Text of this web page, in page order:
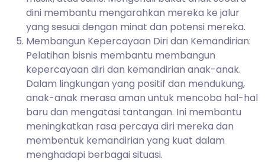
dini membantu mengarahkan mereka ke jalur
yang sesuai dengan minat dan potensi mereka.
Membangun Kepercayaan Diri dan Kemandirian:
Pelatihan bisnis membantu membangun
kepercayaan diri dan kemandirian anak-anak.
Dalam lingkungan yang positif dan mendukung,
anak-anak merasa aman untuk mencoba hal-hal
baru dan mengatasi tantangan. Ini membantu
meningkatkan rasa percaya diri mereka dan
membentuk kemandirian yang kuat dalam
menghadapi berbagai situasi.